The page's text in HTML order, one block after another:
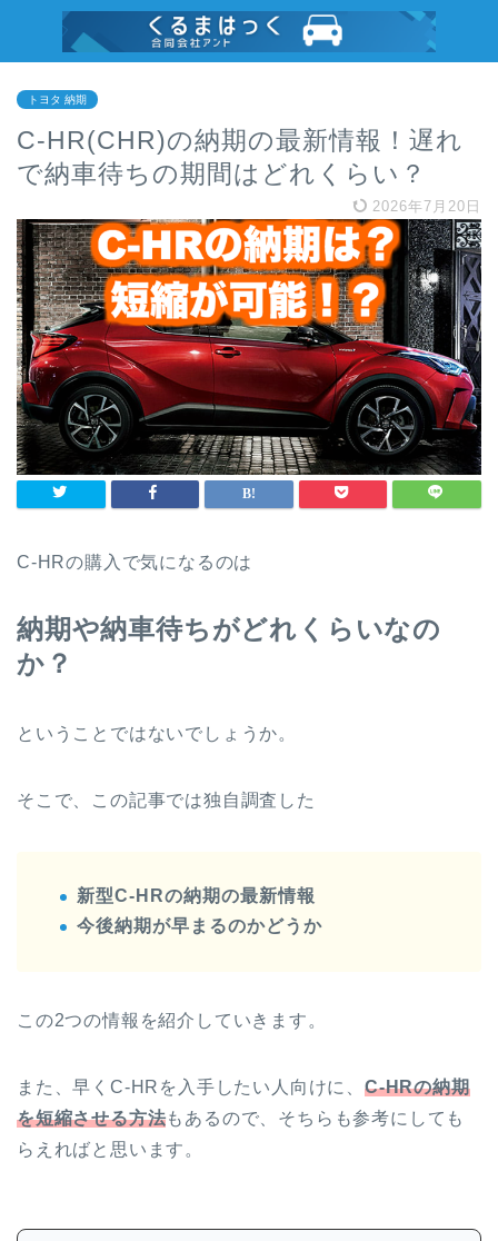
トヨタ 納期
C-HR(CHR)の納期の最新情報！遅れ
で納車待ちの期間はどれくらい？
2026年7月20日
C-HRの購入で気になるのは
納期や納車待ちがどれくらいなの
か？
ということではないでしょうか。
そこで、この記事では独自調査した
新型C-HRの納期の最新情報
今後納期が早まるのかどうか
この2つの情報を紹介していきます。
また、早くC-HRを入手したい人向けに、 C-HRの納期
を短縮させる方法もあるので、そちらも参考にしても
らえればと思います。